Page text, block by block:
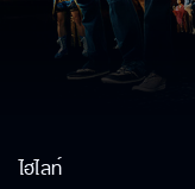
ไฮไลท์